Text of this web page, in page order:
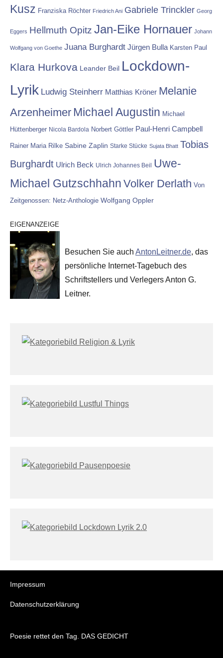
Kusz Franziska Röchter Friedrich Ani Gabriele Trinckler Georg
Eggers Hellmuth Opitz Jan-Eike Hornauer Johann
Wolfgang von Goethe Juana Burghardt Jürgen Bulla Karsten Paul
Klara Hurkova Leander Beil Lockdown-
Lyrik Ludwig Steinherr Matthias Kröner Melanie
Arzenheimer Michael Augustin Michael
Hüttenberger Nicola Bardola Norbert Göttler Paul-Henri Campbell
Rainer Maria Rilke Sabine Zaplin Starke Stücke Sujata Bhatt Tobias
Burghardt Ulrich Beck Ulrich Johannes Beil Uwe-
Michael Gutzschhahn Volker Derlath Von
Zeitgenossen: Netz-Anthologie Wolfgang Oppler
EIGENANZEIGE
Besuchen Sie auch AntonLeitner.de, das
persönliche Internet-Tagebuch des
Schriftstellers und Verlegers Anton G.
Leitner.
Impressum
Datenschutzerklärung
Poesie rettet den Tag. DAS GEDICHT